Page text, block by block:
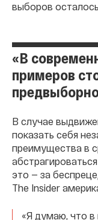
выборов
«В
примеров
В случае
показать себя
преимущества в
это — за
The Insider
«Я думаю, что в